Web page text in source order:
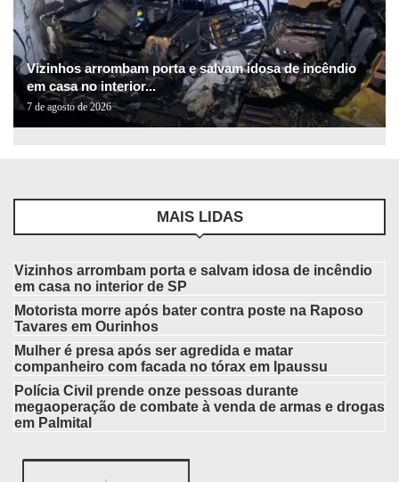
Vizinhos arrombam porta e salvam idosa de incêndio
em casa no interior...
7 de agosto de 2026
MAIS LIDAS
Vizinhos arrombam porta e salvam idosa de incêndio
em casa no interior de SP
Motorista morre após bater contra poste na Raposo
Tavares em Ourinhos
Mulher é presa após ser agredida e matar
companheiro com facada no tórax em Ipaussu
Polícia Civil prende onze pessoas durante
megaoperação de combate à venda de armas e drogas
em Palmital